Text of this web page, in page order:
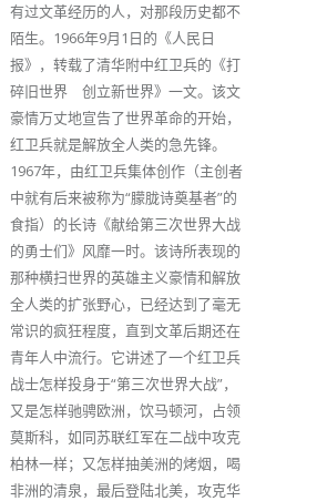
有过文革经历的人，对那段历史都不
陌生。1966年9月1日的《人民日
报》，转载了清华附中红卫兵的《打
碎旧世界 创立新世界》一文。该文
豪情万丈地宣告了世界革命的开始，
红卫兵就是解放全人类的急先锋。
1967年，由红卫兵集体创作（主创者
中就有后来被称为“朦胧诗奠基者”的
食指）的长诗《献给第三次世界大战
的勇士们》风靡一时。该诗所表现的
那种横扫世界的英雄主义豪情和解放
全人类的扩张野心，已经达到了毫无
常识的疯狂程度，直到文革后期还在
青年人中流行。它讲述了一个红卫兵
战士怎样投身于“第三次世界大战”，
又是怎样驰骋欧洲，饮马顿河，占领
莫斯科，如同苏联红军在二战中攻克
柏林一样；又怎样抽美洲的烤烟，喝
非洲的清泉，最后登陆北美，攻克华